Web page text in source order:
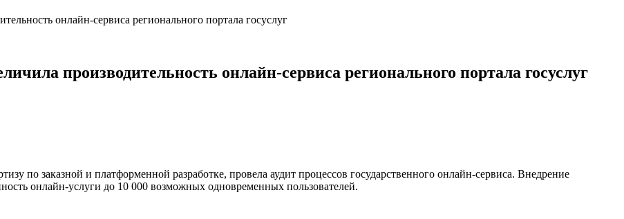
онлайн-сервиса регионального портала госуслуг
производительность онлайн-сервиса регионального портала госуслуг
по заказной и платформенной разработке, провела аудит процессов государственного онлайн-сервиса. Внедрение
онлайн-услуги до 10 000 возможных одновременных пользователей.